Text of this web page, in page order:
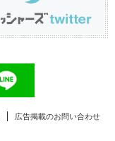
広告掲載のお問い合わせ